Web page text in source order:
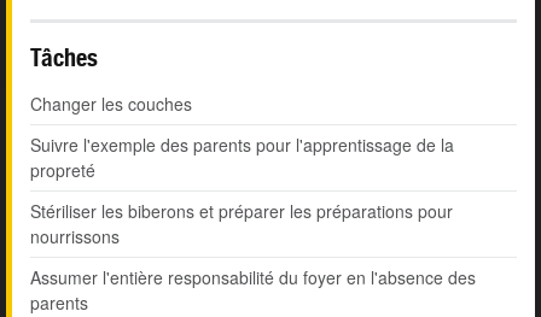
Tâches
Changer les couches
Suivre l'exemple des parents pour l'apprentissage de la
propreté
Stériliser les biberons et préparer les préparations pour
nourrissons
Assumer l'entière responsabilité du foyer en l'absence des
parents